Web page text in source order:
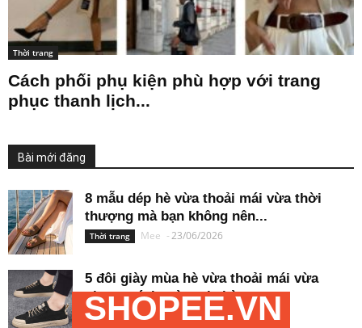
Thời trang
Cách phối phụ kiện phù hợp với trang
phục thanh lịch...
Bài mới đăng
8 mẫu dép hè vừa thoải mái vừa thời
thượng mà bạn không nên...
Thời trang Mee -23/06/2026
5 đôi giày mùa hè vừa thoải mái vừa
phong cách mà mọi chàng...
Thời trang Mee -21/06/2026
SHOPEE.VN